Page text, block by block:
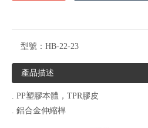
型號： HB-22-23
產品描述
. PP塑膠本體，TPR膠皮
. 鋁合金伸縮桿